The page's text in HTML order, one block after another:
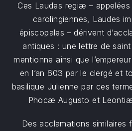
Ces Laudes regiæ –
carolingiennes, Laudes
épiscopales – dérivent
antiques : une lettre de
mentionne ainsi que
en l’an 603 par le clergé et
basilique Julienne par ces
Phocæ Augusto et
Des acclamations similaires